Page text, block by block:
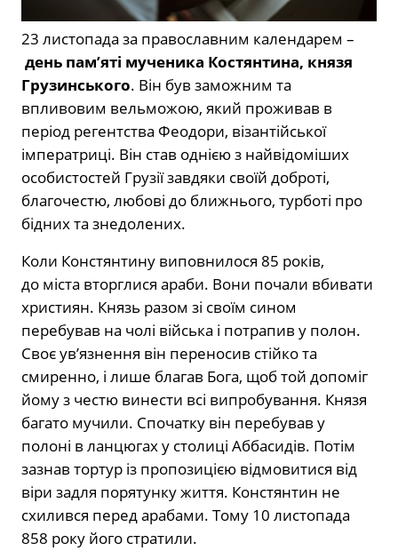
23 листопада за православним календарем –
день пам’яті мученика Костянтина, князя
Грузинського. Він був заможним та
впливовим вельможою, який проживав в
період регентства Феодори, візантійської
імператриці. Він став однією з найвідоміших
особистостей Грузії завдяки своїй доброті,
благочестю, любові до ближнього, турботі про
бідних та знедолених.
Коли Констянтину виповнилося 85 років,
до міста вторглися араби. Вони почали вбивати
християн. Князь разом зі своїм сином
перебував на чолі війська і потрапив у полон.
Своє ув’язнення він переносив стійко та
смиренно, і лише благав Бога, щоб той допоміг
йому з честю винести всі випробування. Князя
багато мучили. Спочатку він перебував у
полоні в ланцюгах у столиці Аббасидів. Потім
зазнав тортур із пропозицією відмовитися від
віри задля порятунку життя. Констянтин не
схилився перед арабами. Тому 10 листопада
858 року його стратили.